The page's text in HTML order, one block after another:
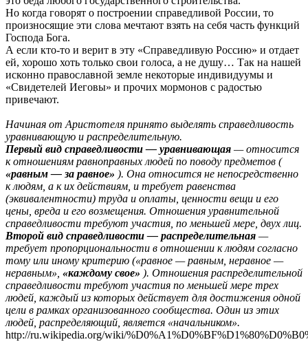
Но когда говорят о построении справедливой России, то
произносящие эти слова мечтают взять на себя часть функций
Господа Бога.
А если кто-то и верит в эту «Справедливую Россию» и отдает
ей, хорошо хоть только свои голоса, а не душу… Так на нашей
исконно православной земле некоторые индивидуумы и
«Свидетелей Иеговы» и прочих мормонов с радостью
привечают.
Начиная от Аристотеля принято выделять справедливость
уравнивающую и распределительную.
Первый вид справедливости — уравнивающая — относится
к отношениям равноправных людей по поводу предметов (
«равным — за равное» ). Она относится не непосредственно
к людям, а к их действиям, и требует равенства
(эквивалентности) труда и оплаты, ценности вещи и его
цены, вреда и его возмещения. Отношения уравнительной
справедливости требуют участия, по меньшей мере, двух лиц.
Второй вид справедливости — распределительная —
требует пропорциональности в отношении к людям согласно
тому или иному критерию («равное — равным, неравное —
неравным», «каждому свое» ). Отношения распределительной
справедливости требуют участия по меньшей мере трех
людей, каждый из которых действует для достижения одной
цели в рамках организованного сообщества. Один из этих
людей, распределяющий, является «начальником».
http://ru.wikipedia.org/wiki/